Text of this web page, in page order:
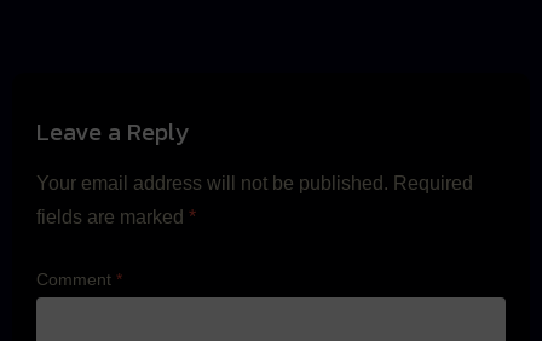
Leave a Reply
Your email address will not be published. Required
fields are marked *
Comment *